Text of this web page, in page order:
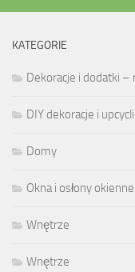
KATEGORIE
Dekoracje i dodatki –
DIY dekoracje i
Domy
Okna i osłony
Wnętrze
Wnętrze